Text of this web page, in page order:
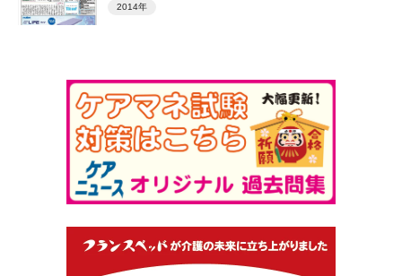
2014年